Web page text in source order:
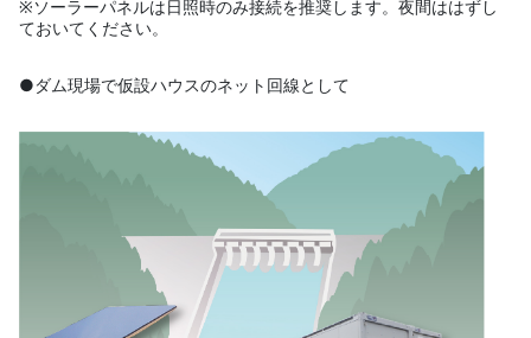
※ソーラーパネルは日照時のみ接続を推奨します。夜間ははずし
ておいてください。
●ダム現場で仮設ハウスのネット回線として